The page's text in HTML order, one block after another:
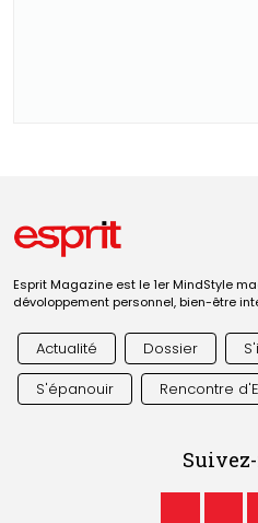
Esprit Magazine est le 1er MindStyle
dévoloppement personnel, bien-être
Actualité Dossier
S'épanouir
Rencontre